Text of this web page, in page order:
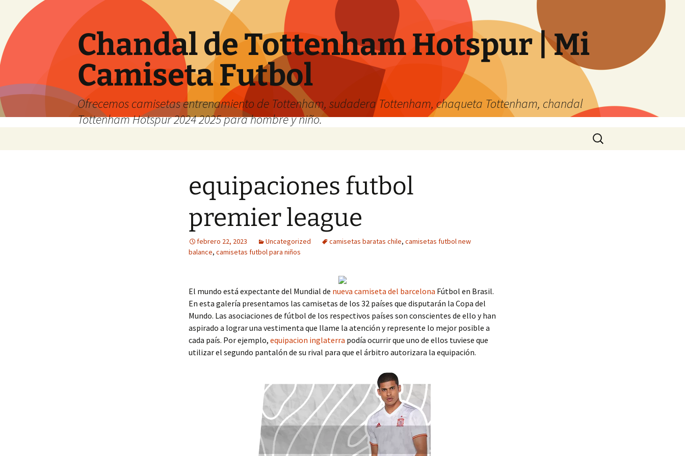
Chandal de Tottenham Hotspur | Mi
Camiseta Futbol
Ofrecemos camisetas entrenamiento de Tottenham, sudadera Tottenham, chaqueta Tottenham, chandal
Tottenham Hotspur 2024 2025 para hombre y niño.
Buscar:
equipaciones futbol
premier league
febrero 22, 2023 Uncategorized camisetas baratas chile, camisetas futbol new
balance, camisetas futbol para niños
El mundo está expectante del Mundial de nueva camiseta del barcelona Fútbol en Brasil.
En esta galería presentamos las camisetas de los 32 países que disputarán la Copa del
Mundo. Las asociaciones de fútbol de los respectivos países son conscientes de ello y han
aspirado a lograr una vestimenta que llame la atención y represente lo mejor posible a
cada país. Por ejemplo, equipacion inglaterra podía ocurrir que uno de ellos tuviese que
utilizar el segundo pantalón de su rival para que el árbitro autorizara la equipación.